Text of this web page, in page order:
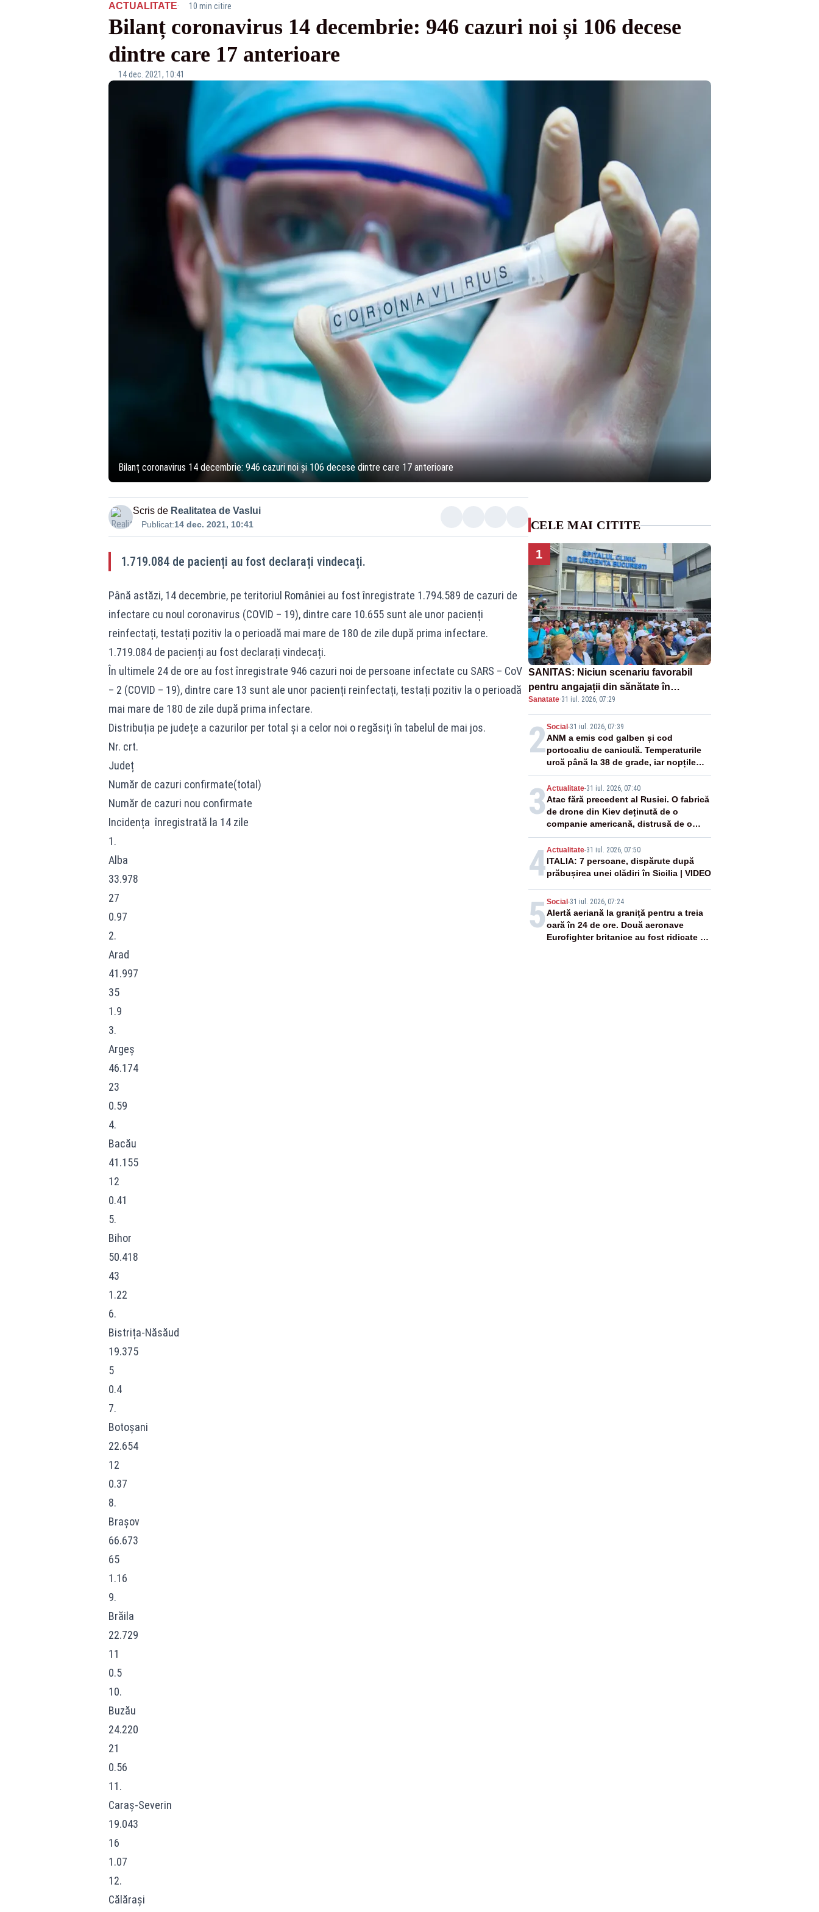
ACTUALITATE· 10 min citire
Bilanț coronavirus 14 decembrie: 946 cazuri noi și 106 decese
dintre care 17 anterioare
14 dec. 2021, 10:41
Bilanț coronavirus 14 decembrie: 946 cazuri noi și 106 decese dintre care 17 anterioare
Scris de Realitatea de Vaslui
Publicat:14 dec. 2021, 10:41
1.719.084 de pacienți au fost declarați vindecați.
Până astăzi, 14 decembrie, pe teritoriul României au fost înregistrate 1.794.589 de cazuri de
infectare cu noul coronavirus (COVID – 19), dintre care 10.655 sunt ale unor pacienți
reinfectați, testați pozitiv la o perioadă mai mare de 180 de zile după prima infectare.
1.719.084 de pacienți au fost declarați vindecați.
În ultimele 24 de ore au fost înregistrate 946 cazuri noi de persoane infectate cu SARS – CoV
– 2 (COVID – 19), dintre care 13 sunt ale unor pacienți reinfectați, testați pozitiv la o perioadă
mai mare de 180 de zile după prima infectare.
Distribuția pe județe a cazurilor per total și a celor noi o regăsiți în tabelul de mai jos.
Nr. crt.
Județ
Număr de cazuri confirmate(total)
Număr de cazuri nou confirmate
Incidența înregistrată la 14 zile
1.
Alba
33.978
27
0.97
2.
Arad
41.997
35
1.9
3.
Argeș
46.174
23
0.59
4.
Bacău
41.155
12
0.41
5.
Bihor
50.418
43
1.22
6.
Bistrița-Năsăud
19.375
5
0.4
7.
Botoșani
22.654
12
0.37
8.
Brașov
66.673
65
1.16
9.
Brăila
22.729
11
0.5
10.
Buzău
24.220
21
0.56
11.
Caraș-Severin
19.043
16
1.07
12.
Călărași
CELE MAI CITITE
1
SANITAS: Niciun scenariu favorabil
pentru angajații din sănătate în
proiectul Legii salarizării
Sanatate·31 iul. 2026, 07:29
2Social -31 iul. 2026, 07:39
ANM a emis cod galben și cod
portocaliu de caniculă. Temperaturile
urcă până la 38 de grade, iar nopțile
devin tropicale
3 Actualitate-31 iul. 2026, 07:40
Atac fără precedent al Rusiei. O fabrică
de drone din Kiev deținută de o
companie americană, distrusă de o
rachetă rusească
4Actualitate-31 iul. 2026, 07:50
ITALIA: 7 persoane, dispărute după
prăbușirea unei clădiri în Sicilia | VIDEO
5 Social -31 iul. 2026, 07:24
Alertă aeriană la graniță pentru a treia
oară în 24 de ore. Două aeronave
Eurofighter britanice au fost ridicate de